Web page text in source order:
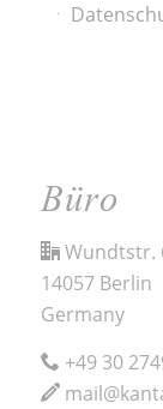
Büro
Wundtstr.
14057 Berlin
Germany
+49 30